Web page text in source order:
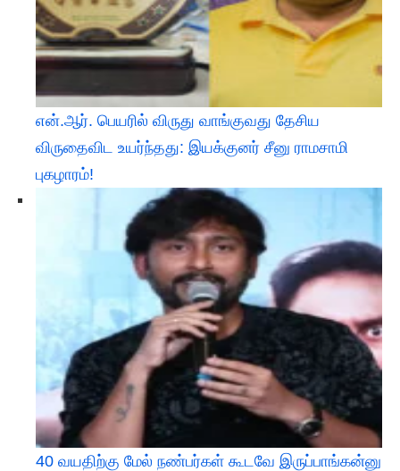
என்.ஆர். பெயரில் விருது வாங்குவது தேசிய
விருதைவிட உயர்ந்தது: இயக்குனர் சீனு ராமசாமி
புகழாரம்!
40 வயதிற்கு மேல் நண்பர்கள் கூடவே இருப்பாங்கன்னு